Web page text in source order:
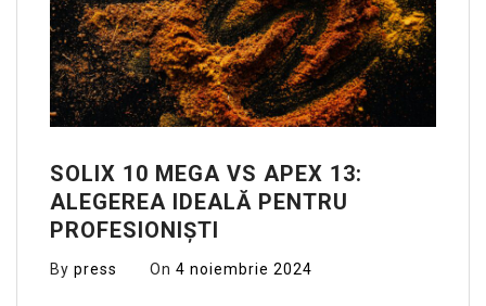
SOLIX 10 MEGA VS APEX 13:
ALEGEREA IDEALĂ PENTRU
PROFESIONIȘTI
By press On 4 noiembrie 2024